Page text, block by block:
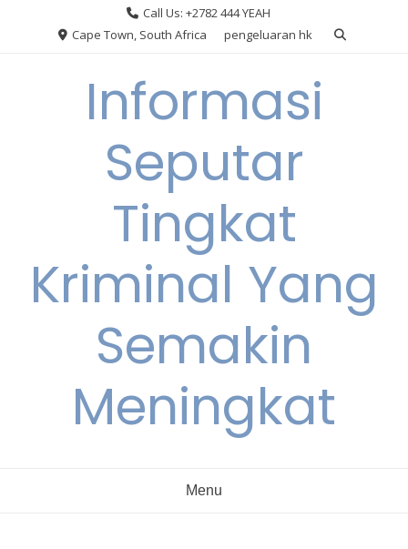
Call Us: +2782 444 YEAH
Cape Town, South Africa
pengeluaran hk
Informasi
Seputar
Tingkat
Kriminal Yang
Semakin
Meningkat
Menu